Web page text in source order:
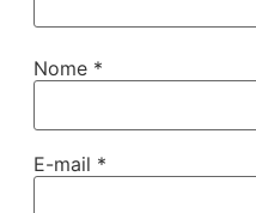
Nome *
E-mail *